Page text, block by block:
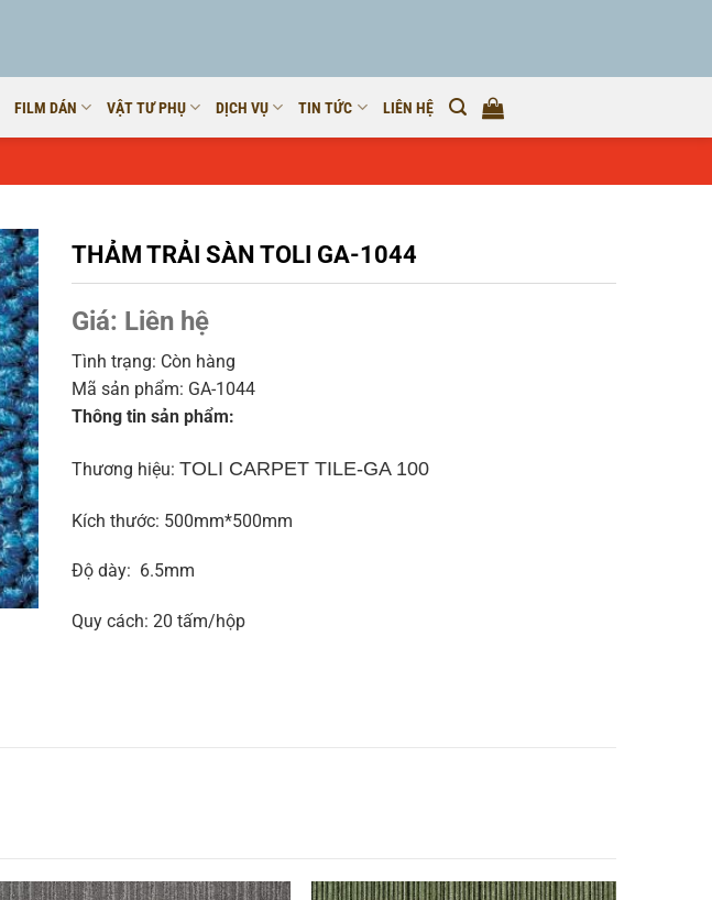
FILM DÁN VẬT TƯ PHỤ DỊCH VỤ TIN TỨC LIÊN HỆ
THẢM TRẢI SÀN TOLI GA-1044
Giá: Liên hệ
Tình trạng: Còn hàng
Mã sản phẩm: GA-1044
Thông tin sản phẩm:
Thương hiệu: TOLI CARPET TILE-GA 100
Kích thước: 500mm*500mm
Độ dày: 6.5mm
Quy cách: 20 tấm/hộp